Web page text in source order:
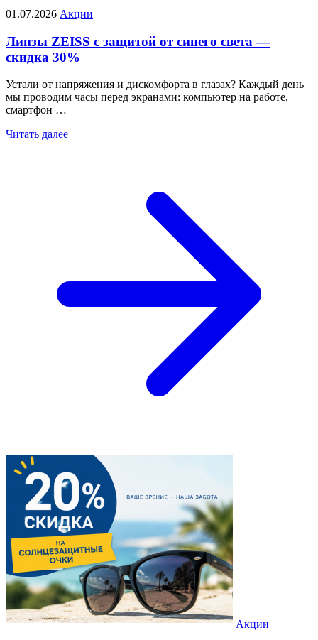
01.07.2026 Акции
Линзы ZEISS с защитой от синего света —
скидка 30%
Устали от напряжения и дискомфорта в глазах? Каждый день
мы проводим часы перед экранами: компьютер на работе,
смартфон …
Читать далее
Акции